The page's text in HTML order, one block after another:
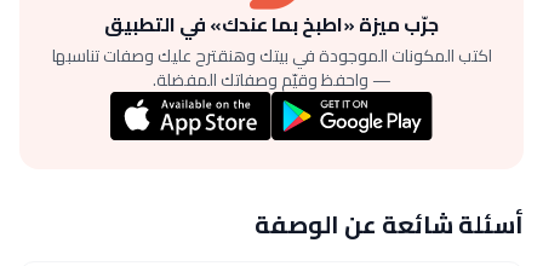
جرّب ميزة «اطبخ بما عندك» في التطبيق
اكتب المكونات الموجودة في بيتك وهنقترح عليك وصفات تناسبها
— واحفظ وقيّم وصفاتك المفضلة.
أسئلة شائعة عن الوصفة